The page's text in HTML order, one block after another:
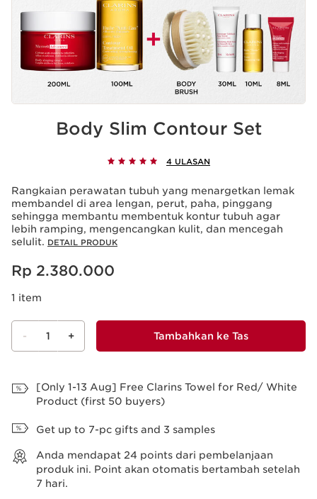
Body Slim Contour Set
4 ULASAN
Rangkaian perawatan tubuh yang menargetkan lemak
membandel di area lengan, perut, paha, pinggang
sehingga membantu membentuk kontur tubuh agar
lebih ramping, mengencangkan kulit, dan mencegah
selulit. DETAIL PRODUK
Harga sekarang Rp 2.380.000
Rp 2.380.000
1 item
- 1 + Tambahkan ke Tas
[Only 1-13 Aug] Free Clarins Towel for Red/ White
Product (first 50 buyers)
Get up to 7-pc gifts and 3 samples
Anda mendapat 24 points dari pembelanjaan
produk ini. Point akan otomatis bertambah setelah
7 hari.